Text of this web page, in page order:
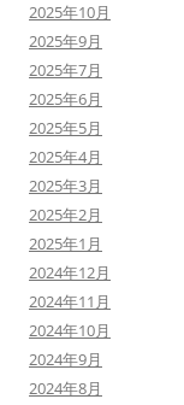
2025年10月
2025年9月
2025年7月
2025年6月
2025年5月
2025年4月
2025年3月
2025年2月
2025年1月
2024年12月
2024年11月
2024年10月
2024年9月
2024年8月